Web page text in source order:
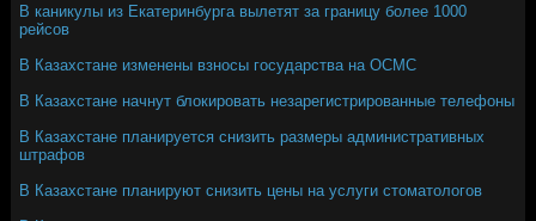
В каникулы из Екатеринбурга вылетят за границу более 1000
рейсов
В Казахстане изменены взносы государства на ОСМС
В Казахстане начнут блокировать незарегистрированные телефоны
В Казахстане планируется снизить размеры административных
штрафов
В Казахстане планируют снизить цены на услуги стоматологов